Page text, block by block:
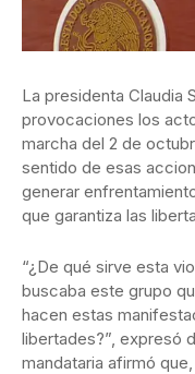
La presidenta Claudia
provocaciones los
marcha del 2 de
sentido de esas
generar
que garantiza las
“¿De qué sirve esta
buscaba este grupo
hacen estas
libertades?”, expresó
mandataria afirmó